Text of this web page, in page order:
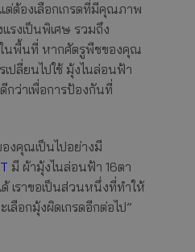
ต้องเลือกเกรดที่มีคุณภาพ
รงเป็นพิเศษ รวมถึง
นพื้นที่ หากศัตรูพืชของคุณ
เปลี่ยนไปใช้ มุ้งไนล่อนฟ้า
กว่าเพื่อการป้องกันที่
งคุณเป็นไปอย่างมี
มี ผ้ามุ้งไนล่อนฟ้า 16ตา
เราขอเป็นส่วนหนึ่งที่ทำให้
เลือกมุ้งผิดเกรดอีกต่อไป”